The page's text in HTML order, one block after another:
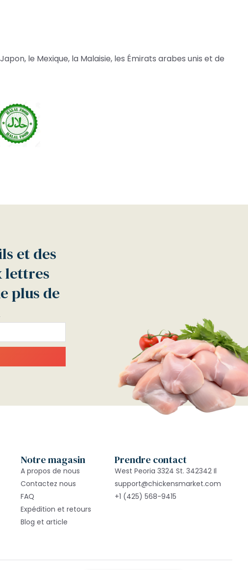
le Mexique, la Malaisie, les Émirats arabes unis et de
et des
lettres
plus de
Notre magasin
A propos de nous
Contactez nous
FAQ
Expédition et retours
Blog et article
Prendre contact
West Peoria 3324 St. 342342 Il
support@chickensmarket.com
+1 (425) 568-9415